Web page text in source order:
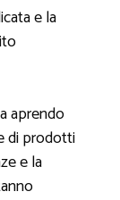
e la
aprendo
di prodotti
e la